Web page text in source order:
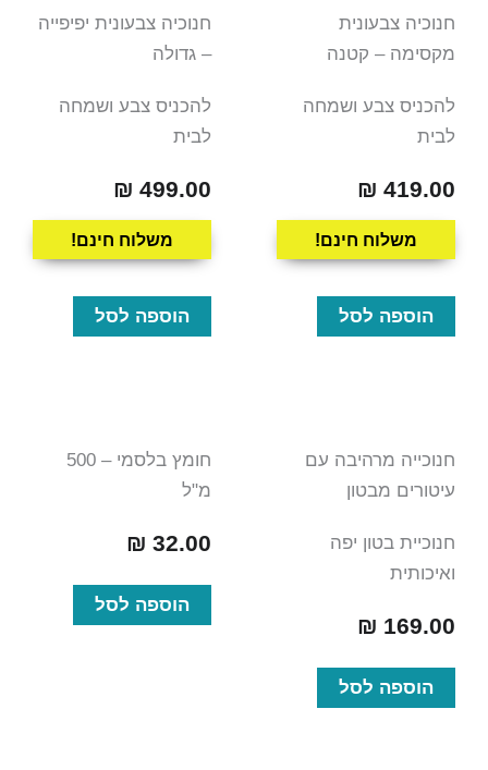
חנוכיה צבעונית
מקסימה – קטנה
להכניס צבע ושמחה
לבית
₪ 419.00
משלוח חינם!
הוספה לסל
חנוכיה צבעונית יפיפייה
– גדולה
להכניס צבע ושמחה
לבית
₪ 499.00
משלוח חינם!
הוספה לסל
חנוכייה מרהיבה עם
עיטורים מבטון
חנוכיית בטון יפה
ואיכותית
₪ 169.00
הוספה לסל
חומץ בלסמי – 500
מ"ל
₪ 32.00
הוספה לסל